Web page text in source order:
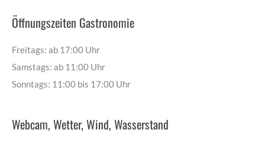
Öffnungszeiten Gastronomie
Freitags: ab 17:00 Uhr
Samstags: ab 11:00 Uhr
Sonntags: 11:00 bis 17:00 Uhr
Webcam, Wetter, Wind, Wasserstand